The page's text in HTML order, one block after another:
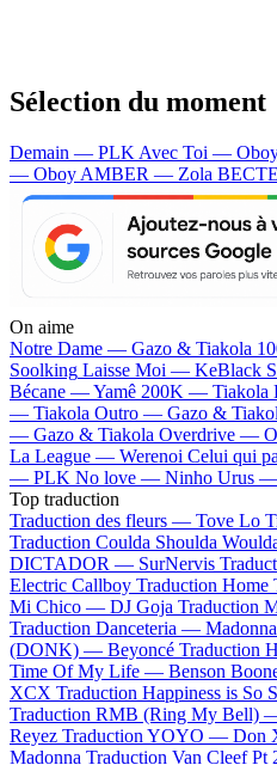
Sélection du moment
Demain — PLK Avec Toi —
— Oboy AMBER — Zola
On aime
Notre Dame — Gazo & Tiakola
Soolking Laisse Moi — KeBlack
Bécane —Yamê 200K — Tiakola
— Tiakola Outro — Gazo &
— Gazo & Tiakola Overdrive —
La League — Werenoi Celui qui
— PLK No love — Ninho Urus —
Top traduction
Traduction des fleurs — Tove Lo
Traduction Coulda Shoulda
DICTADOR — SurNervis
Electric Callboy Traduction
Mi Chico — DJ Goja Traduction
Traduction Danceteria — Madonna
(DONK) — Beyoncé Traduction
Time Of My Life — Benson
XCX Traduction Happiness is So
Traduction RMB (Ring My Bell)
Reyez Traduction YOYO — Don
Madonna Traduction Van Cleef